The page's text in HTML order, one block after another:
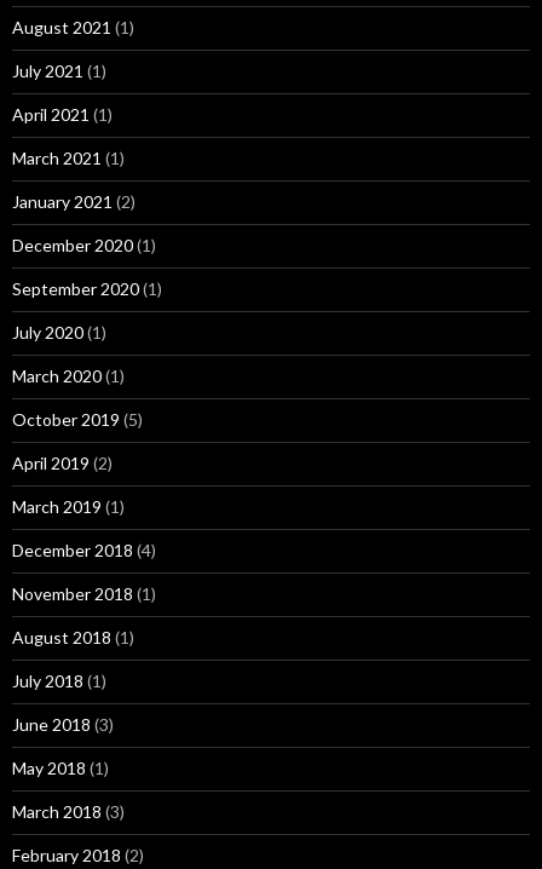
August 2021 (1)
July 2021 (1)
April 2021 (1)
March 2021 (1)
January 2021 (2)
December 2020(1)
September 2020(1)
July 2020(1)
March 2020(1)
October 2019 (5)
April 2019 (2)
March 2019 (1)
December 2018 (4)
November 2018 (1)
August 2018 (1)
July 2018 (1)
June 2018 (3)
May 2018 (1)
March 2018 (3)
February 2018 (2)